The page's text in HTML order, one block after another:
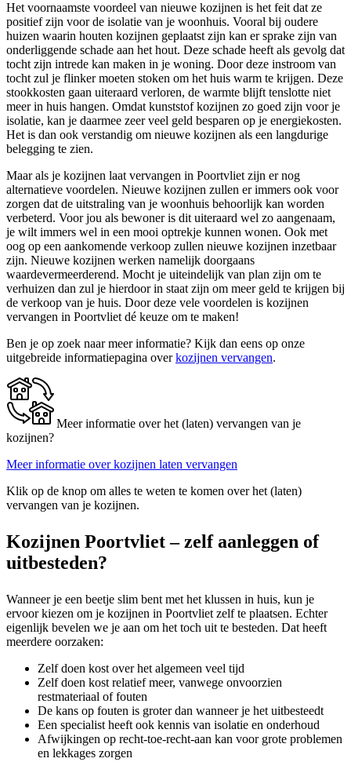
Het voornaamste voordeel van nieuwe kozijnen is het feit dat ze
positief zijn voor de isolatie van je woonhuis. Vooral bij oudere
huizen waarin houten kozijnen geplaatst zijn kan er sprake zijn van
onderliggende schade aan het hout. Deze schade heeft als gevolg dat
tocht zijn intrede kan maken in je woning. Door deze instroom van
tocht zul je flinker moeten stoken om het huis warm te krijgen. Deze
stookkosten gaan uiteraard verloren, de warmte blijft tenslotte niet
meer in huis hangen. Omdat kunststof kozijnen zo goed zijn voor je
isolatie, kan je daarmee zeer veel geld besparen op je energiekosten.
Het is dan ook verstandig om nieuwe kozijnen als een langdurige
belegging te zien.
Maar als je kozijnen laat vervangen in Poortvliet zijn er nog
alternatieve voordelen. Nieuwe kozijnen zullen er immers ook voor
zorgen dat de uitstraling van je woonhuis behoorlijk kan worden
verbeterd. Voor jou als bewoner is dit uiteraard wel zo aangenaam,
je wilt immers wel in een mooi optrekje kunnen wonen. Ook met
oog op een aankomende verkoop zullen nieuwe kozijnen inzetbaar
zijn. Nieuwe kozijnen werken namelijk doorgaans
waardevermeerderend. Mocht je uiteindelijk van plan zijn om te
verhuizen dan zul je hierdoor in staat zijn om meer geld te krijgen bij
de verkoop van je huis. Door deze vele voordelen is kozijnen
vervangen in Poortvliet dé keuze om te maken!
Ben je op zoek naar meer informatie? Kijk dan eens op onze
uitgebreide informatiepagina overkozijnen vervangen.
Meer informatie over het (laten) vervangen van je
kozijnen?
Meer informatie over kozijnen laten vervangen
Klik op de knop om alles te weten te komen over het (laten)
vervangen van je kozijnen.
Kozijnen Poortvliet – zelf aanleggen of
uitbesteden?
Wanneer je een beetje slim bent met het klussen in huis, kun je
ervoor kiezen om je kozijnen in Poortvliet zelf te plaatsen. Echter
eigenlijk bevelen we je aan om het toch uit te besteden. Dat heeft
meerdere oorzaken:
Zelf doen kost over het algemeen veel tijd
Zelf doen kost relatief meer, vanwege onvoorzien
restmateriaal of fouten
De kans op fouten is groter dan wanneer je het uitbesteedt
Een specialist heeft ook kennis van isolatie en onderhoud
Afwijkingen op recht-toe-recht-aan kan voor grote problemen
en lekkages zorgen